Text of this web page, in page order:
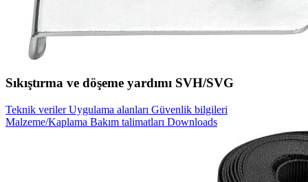
Sıkıştırma ve döşeme yardımı SVH/SVG
Teknik veriler Uygulama alanları Güvenlik bilgileri
Malzeme/Kaplama Bakım talimatları Downloads